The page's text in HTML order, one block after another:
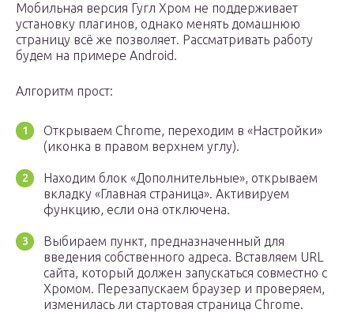
Мобильная версия Гугл Хром не поддерживает
установку плагинов, однако менять домашнюю
страницу всё же позволяет. Рассматривать работу
будем на примере Android.
Алгоритм прост:
Открываем Chrome, переходим в «Настройки»
(иконка в правом верхнем углу).
Находим блок «Дополнительные», открываем
вкладку «Главная страница». Активируем
функцию, если она отключена.
Выбираем пункт, предназначенный для
введения собственного адреса. Вставляем URL
сайта, который должен запускаться совместно с
Хромом. Перезапускаем браузер и проверяем,
изменилась ли стартовая страница Chrome.